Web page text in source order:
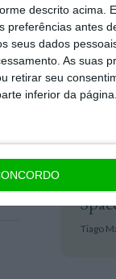
descrito acima.
preferências antes
seus dados
As suas
retirar seu
inferior da página.
,
Tiago
Tiago